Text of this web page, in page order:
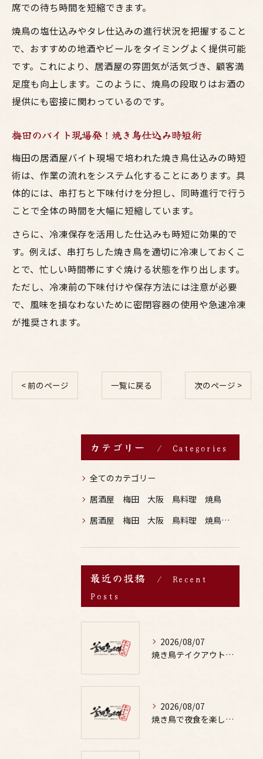
席での待ち時間を短縮できます。
焼鳥の塩仕込みやタレ仕込みの進行状況を把握すること
で、おすすめの地酒やビールをタイミングよく提供可能
です。これにより、居酒屋の雰囲気が活気づき、顧客満
足度も向上します。このように、焼鳥の段取りはお酒の
提供にも密接に関わっているのです。
梅田のバイト現場発！焼き鳥仕込み時短術
梅田の居酒屋バイト現場で培われた焼き鳥仕込みの時短
術は、作業の流れをシステム化することにあります。具
体的には、串打ちと下味付けを分担し、同時進行で行う
ことで全体の時間を大幅に短縮しています。
さらに、冷凍保存を活用した仕込みも時短に効果的で
す。例えば、串打ちした焼き鳥を適切に冷凍しておくこ
とで、忙しい時間帯にすぐ焼ける状態を作り出します。
ただし、冷凍前の下味付けや保存方法には注意が必要
で、風味を損なわないために密閉容器の使用や急速冷凍
が推奨されます。
< 前のページ 一覧に戻る 次のページ >
カテゴリー Categories
全てのカテゴリー
居酒屋 梅田 大阪 鳥料理 焼鳥
居酒屋 梅田 大阪 鳥料理 焼鳥 お酒
最近の投稿
Recent
Posts
2026/08/07
焼き鳥テイクアウトで居酒屋気分を自宅で満喫するための賢い注文術と本数の目安
2026/08/07
焼き鳥で夜食を楽しむ適量や部位の選び方と罪悪感なしの満足テクを徹底解説